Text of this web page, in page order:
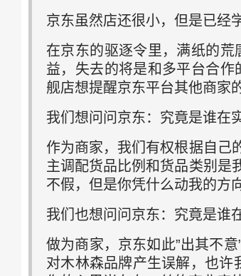
京东虽然店还很小，但是已
在京东的驱逐令里，满纸的荒
益，失去的将是和多平台合作
舰店想提醒京东平台其他商
我们想问问京东：究竟是谁在
作为商家，我们有权根据自己
主调配货品比例和货品类别是
不假，但是你凭什么动我的方
我们也想问问京东：究竟是谁
做为商家，京东如此”出其不
对木林森品牌产生误解，也